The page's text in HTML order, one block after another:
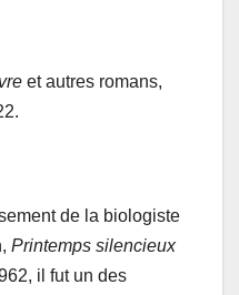
et autres romans,
de la biologiste
Printemps silencieux
il fut un des